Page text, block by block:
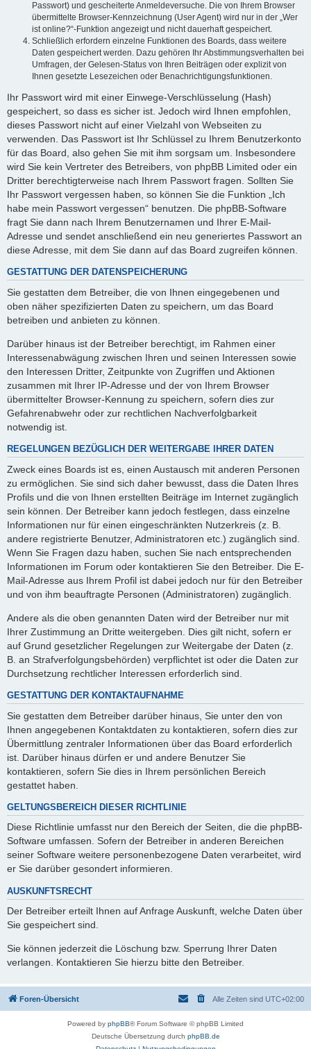
Passwort) und gescheiterte Anmeldeversuche. Die von Ihrem Browser
übermittelte Browser-Kennzeichnung (User Agent) wird nur in der „Wer
ist online?“-Funktion angezeigt und nicht dauerhaft gespeichert.
Schließlich erfordern einzelne Funktionen des Boards, dass weitere
Daten gespeichert werden. Dazu gehören Ihr Abstimmungsverhalten bei
Umfragen, der Gelesen-Status von Ihren Beiträgen oder explizit von
Ihnen gesetzte Lesezeichen oder Benachrichtigungsfunktionen.
Ihr Passwort wird mit einer Einwege-Verschlüsselung (Hash)
gespeichert, so dass es sicher ist. Jedoch wird Ihnen empfohlen,
dieses Passwort nicht auf einer Vielzahl von Webseiten zu
verwenden. Das Passwort ist Ihr Schlüssel zu Ihrem Benutzerkonto
für das Board, also gehen Sie mit ihm sorgsam um. Insbesondere
wird Sie kein Vertreter des Betreibers, von phpBB Limited oder ein
Dritter berechtigterweise nach Ihrem Passwort fragen. Sollten Sie
Ihr Passwort vergessen haben, so können Sie die Funktion „Ich
habe mein Passwort vergessen“ benutzen. Die phpBB-Software
fragt Sie dann nach Ihrem Benutzernamen und Ihrer E-Mail-
Adresse und sendet anschließend ein neu generiertes Passwort an
diese Adresse, mit dem Sie dann auf das Board zugreifen können.
GESTATTUNG DER DATENSPEICHERUNG
Sie gestatten dem Betreiber, die von Ihnen eingegebenen und
oben näher spezifizierten Daten zu speichern, um das Board
betreiben und anbieten zu können.
Darüber hinaus ist der Betreiber berechtigt, im Rahmen einer
Interessenabwägung zwischen Ihren und seinen Interessen sowie
den Interessen Dritter, Zeitpunkte von Zugriffen und Aktionen
zusammen mit Ihrer IP-Adresse und der von Ihrem Browser
übermittelter Browser-Kennung zu speichern, sofern dies zur
Gefahrenabwehr oder zur rechtlichen Nachverfolgbarkeit
notwendig ist.
REGELUNGEN BEZÜGLICH DER WEITERGABE IHRER DATEN
Zweck eines Boards ist es, einen Austausch mit anderen Personen
zu ermöglichen. Sie sind sich daher bewusst, dass die Daten Ihres
Profils und die von Ihnen erstellten Beiträge im Internet zugänglich
sein können. Der Betreiber kann jedoch festlegen, dass einzelne
Informationen nur für einen eingeschränkten Nutzerkreis (z. B.
andere registrierte Benutzer, Administratoren etc.) zugänglich sind.
Wenn Sie Fragen dazu haben, suchen Sie nach entsprechenden
Informationen im Forum oder kontaktieren Sie den Betreiber. Die E-
Mail-Adresse aus Ihrem Profil ist dabei jedoch nur für den Betreiber
und von ihm beauftragte Personen (Administratoren) zugänglich.
Andere als die oben genannten Daten wird der Betreiber nur mit
Ihrer Zustimmung an Dritte weitergeben. Dies gilt nicht, sofern er
auf Grund gesetzlicher Regelungen zur Weitergabe der Daten (z.
B. an Strafverfolgungsbehörden) verpflichtet ist oder die Daten zur
Durchsetzung rechtlicher Interessen erforderlich sind.
GESTATTUNG DER KONTAKTAUFNAHME
Sie gestatten dem Betreiber darüber hinaus, Sie unter den von
Ihnen angegebenen Kontaktdaten zu kontaktieren, sofern dies zur
Übermittlung zentraler Informationen über das Board erforderlich
ist. Darüber hinaus dürfen er und andere Benutzer Sie
kontaktieren, sofern Sie dies in Ihrem persönlichen Bereich
gestattet haben.
GELTUNGSBEREICH DIESER RICHTLINIE
Diese Richtlinie umfasst nur den Bereich der Seiten, die die phpBB-
Software umfassen. Sofern der Betreiber in anderen Bereichen
seiner Software weitere personenbezogene Daten verarbeitet, wird
er Sie darüber gesondert informieren.
AUSKUNFTSRECHT
Der Betreiber erteilt Ihnen auf Anfrage Auskunft, welche Daten über
Sie gespeichert sind.
Sie können jederzeit die Löschung bzw. Sperrung Ihrer Daten
verlangen. Kontaktieren Sie hierzu bitte den Betreiber.
Foren-Übersicht Alle Zeiten sind UTC+02:00
Powered by phpBB® Forum Software © phpBB Limited
Deutsche Übersetzung durch phpBB.de